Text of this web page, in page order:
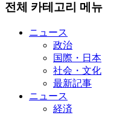
전체 카테고리 메뉴
ニュース
政治
国際・日本
社会・文化
最新記事
ニュース
経済